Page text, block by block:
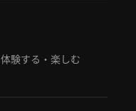
体験する・楽しむ